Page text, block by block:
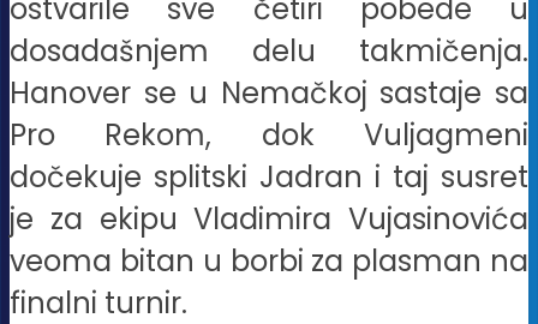
ostvarile sve četiri pobede u
dosadašnjem delu takmičenja.
Hanover se u Nemačkoj sastaje sa
Pro Rekom, dok Vuljagmeni
dočekuje splitski Jadran i taj susret
je za ekipu Vladimira Vujasinovića
veoma bitan u borbi za plasman na
finalni turnir.